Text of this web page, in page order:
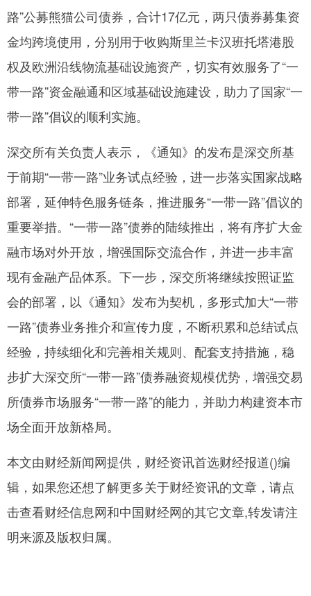
路”公募熊猫公司债券，合计17亿元，两只债券募集资
金均跨境使用，分别用于收购斯里兰卡汉班托塔港股
权及欧洲沿线物流基础设施资产，切实有效服务了“一
带一路”资金融通和区域基础设施建设，助力了国家“一
带一路”倡议的顺利实施。
深交所有关负责人表示，《通知》的发布是深交所基
于前期“一带一路”业务试点经验，进一步落实国家战略
部署，延伸特色服务链条，推进服务“一带一路”倡议的
重要举措。“一带一路”债券的陆续推出，将有序扩大金
融市场对外开放，增强国际交流合作，并进一步丰富
现有金融产品体系。下一步，深交所将继续按照证监
会的部署，以《通知》发布为契机，多形式加大“一带
一路”债券业务推介和宣传力度，不断积累和总结试点
经验，持续细化和完善相关规则、配套支持措施，稳
步扩大深交所“一带一路”债券融资规模优势，增强交易
所债券市场服务“一带一路”的能力，并助力构建资本市
场全面开放新格局。
本文由财经新闻网提供，财经资讯首选财经报道()编
辑，如果您还想了解更多关于财经资讯的文章，请点
击查看财经信息网和中国财经网的其它文章,转发请注
明来源及版权归属。